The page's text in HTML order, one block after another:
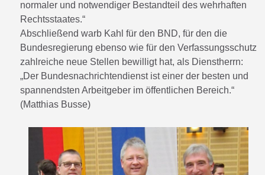
normaler und notwendiger Bestandteil des wehrhaften
Rechtsstaates.“
Abschließend warb Kahl für den BND, für den die
Bundesregierung ebenso wie für den Verfassungsschutz
zahlreiche neue Stellen bewilligt hat, als Dienstherrn:
„Der Bundesnachrichtendienst ist einer der besten und
spannendsten Arbeitgeber im öffentlichen Bereich.“
(Matthias Busse)